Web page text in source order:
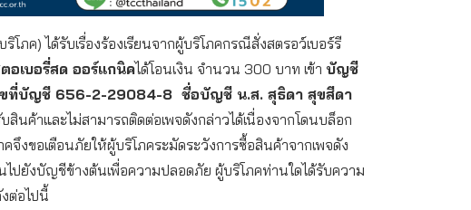
โภค) ได้รับเรื่องร้องเรียนจากผู้บริโภคกรณีสั่งสตรอว์เบอร์รี
ตอเบอรี่สด ออร์แกนิคได้โอนเงิน จำนวน 300 บาท เข้า บัญชี
ขที่บัญชี 656-2-29084-8 ชื่อบัญชี น.ส. สุธิดา สุขสีดา
สินค้าและไม่สามารถติดต่อเพจดังกล่าวได้เนื่องจากโดนบล็อก
จึงขอเตือนภัยให้ผู้บริโภคระมัดระวังการซื้อสินค้าจากเพจดัง
ไปยังบัญชีข้างต้นเพื่อความปลอดภัย ผู้บริโภคท่านใดได้รับความ
ต่อไปนี้